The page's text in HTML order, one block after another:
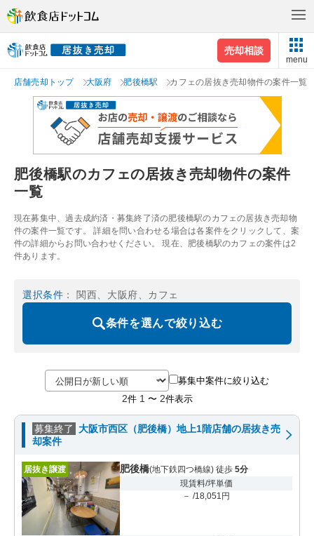
売却相談
menu
店舗売却トップ 大阪府 肥後橋駅 カフェの居抜き売却物件の案件一覧
肥後橋駅のカフェの居抜き売却物件の案件
一覧
現在募集中、過去成約済・募集終了済の肥後橋駅のカフェの居抜き売却物
件の案件一覧です。 詳細を問い合わせる場合は各案件をクリックして、案
件の詳細からお問い合わせください。 現在、肥後橋駅のカフェの案件は2
件あります。
選択条件 ： 関西、大阪府、カフェ
条件を選んで絞り込む
募集中案件に絞り込む
2件 1 〜 2件表示
募集終了
大阪市西区（肥後橋）地上1階店舗の居抜き売
却案件
居抜き譲渡 肥後橋(地下鉄四つ橋線) 徒歩 5分
現賃料/坪単価
－ /18,051円